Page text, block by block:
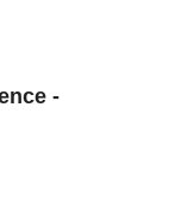
-